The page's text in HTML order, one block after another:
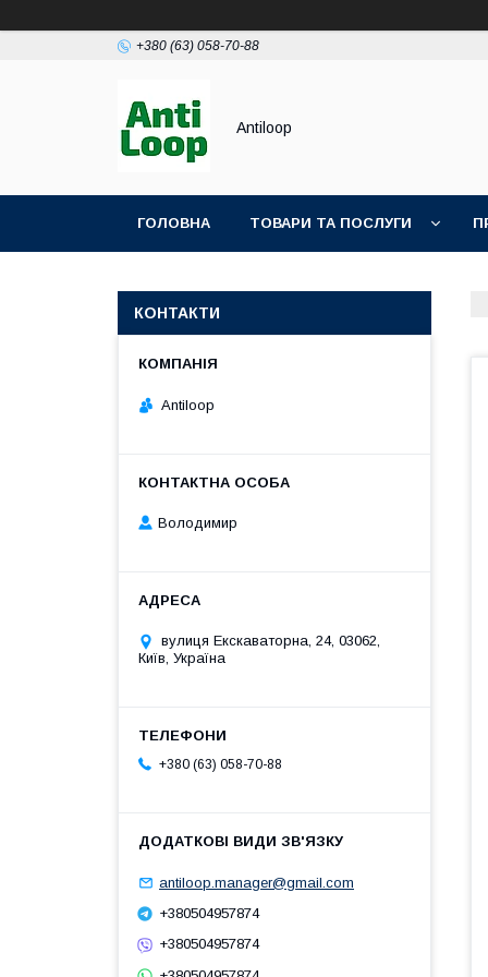
+380 (63) 058-70-88
Antiloop
ГОЛОВНА ТОВАРИ ТА ПОСЛУГИ
КОНТАКТИ
Antiloop
Володимир
вулиця Екскаваторна, 24, 03062,
Київ, Україна
+380 (63) 058-70-88
antiloop.manager@gmail.com
+380504957874
+380504957874